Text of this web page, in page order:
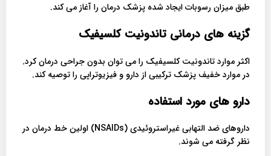
طبق میزان رسوبات ایجاد شده پزشک درمان را آغاز می کند.
گزینه های درمانیتاندونیت کلسیفیک
اکثر موارد تاندونیت کلسیفیک را می توان بدون جراحی درمان کرد.
در موارد خفیف پزشک ترکیبی از دارو و فیزیوتراپی را توصیه کند.
دارو های مورد استفاده
داروهای ضد التهابی غیراستروئیدی (NSAIDs) اولین خط درمان در
نظر گرفته می شوند.